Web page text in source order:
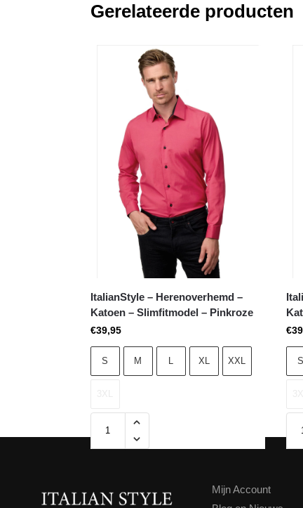
Gerelateerde producten
ItalianStyle – Herenoverhemd –
Katoen – Slimfitmodel – Pinkroze
€39,95
S M XL XXL
€
S
Mijn Account